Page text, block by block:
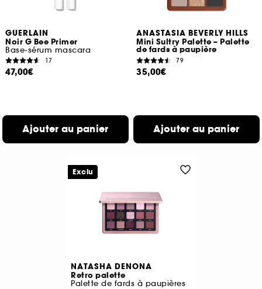
GUERLAIN
Noir G Bee Primer
Base-sérum mascara
17
47,00€
Ajouter au panier
ANASTASIA BEVERLY HILLS
Mini Sultry Palette – Palette
de fards à paupière
79
35,00€
Ajouter au panier
NATASHA DENONA
Retro palette
Palette de fards à paupières
Exclu